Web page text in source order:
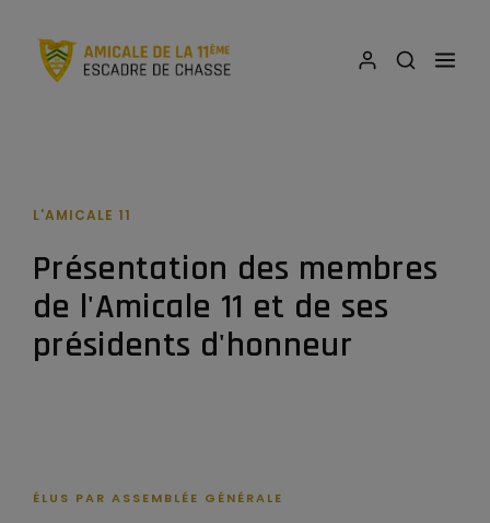
L'AMICALE 11
Présentation des membres
de l'Amicale 11 et de ses
présidents d'honneur
ÉLUS PAR ASSEMBLÉE GÉNÉRALE